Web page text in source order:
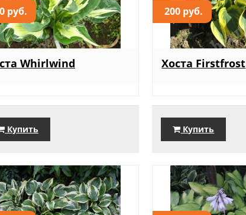
руб.
Whirlwind
Купить
200 руб.
Хоста Firstfrost
Купить